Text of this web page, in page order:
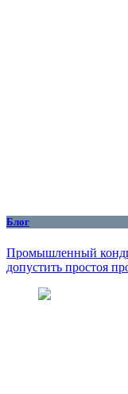
Блог
Промышленный
допустить простоя